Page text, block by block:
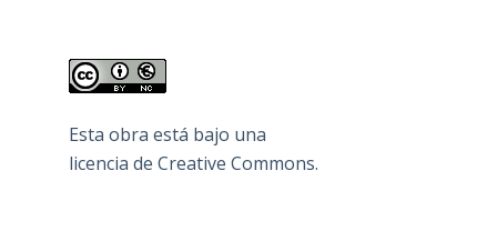
Esta obra está bajo una
licencia de Creative Commons.